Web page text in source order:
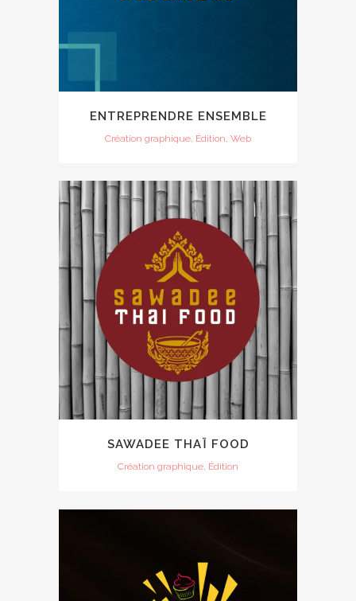
ENTREPRENDRE ENSEMBLE
Création graphique, Édition, Web
SAWADEE THAÏ FOOD
Création graphique, Édition